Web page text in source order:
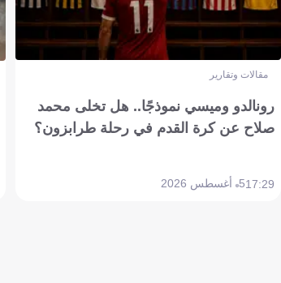
مقالات وتقارير
رونالدو وميسي نموذجًا.. هل تخلى محمد
صلاح عن كرة القدم في رحلة طرابزون؟
17:295 أغسطس 2026